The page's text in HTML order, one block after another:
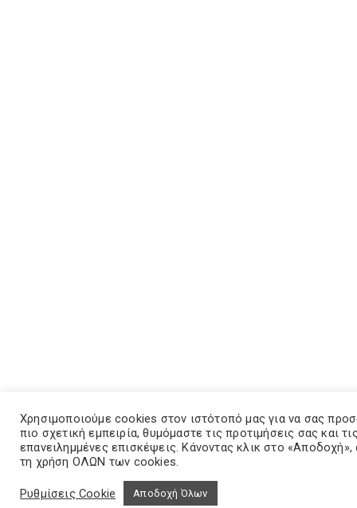
Χρησιμοποιούμε cookies στον ιστότοπό μας για να σας
πιο σχετική εμπειρία, θυμόμαστε τις προτιμήσεις σας και
επανειλημμένες επισκέψεις. Κάνοντας κλικ στο
τη χρήση ΟΛΩΝ των cookies.
Ρυθμίσεις Cookie Αποδοχή Όλων